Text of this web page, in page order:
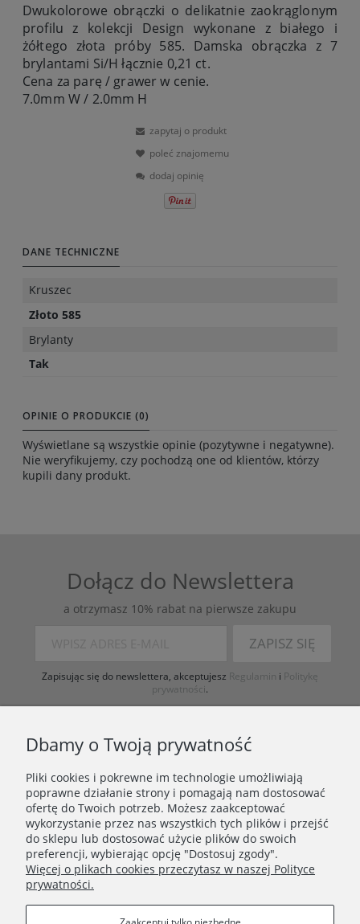
Dwukolorowe obrączki o delikatnie zaokrąglonym
profilu z kolekcji Design wykonane z białego i
żółtego złota próby 585. Damska obrączka z 7
brylantami Si/H łącznie 0,21 ct.
Cena za parę / grawer w cenie.
7.0mm W / 2.0mm H
zapytaj o produkt
poleć znajomemu
dodaj opinię
DANE TECHNICZNE
Kruszec
Złoto 585
Brylanty
Tak
OPINIE O PRODUKCIE (0)
Wyświetlane są wszystkie opinie (pozytywne i negatywne).
Nie weryfikujemy, czy pochodzą one od klientów, którzy
kupili dany produkt.
Dołącz do Newslettera
a otrzymasz 10% rabat na pierwsze zakupu
ZAPISZ SIĘ
Zapisując się do newslettera, akceptujesz Regulamin i Politykę
prywatności.
ZAKUPY
PORADNIK
INFORMACJE
Dbamy o Twoją prywatność
Pliki cookies i pokrewne im technologie umożliwiają
poprawne działanie strony i pomagają nam dostosować
ofertę do Twoich potrzeb. Możesz zaakceptować
wykorzystanie przez nas wszystkich tych plików i przejść
do sklepu lub dostosować użycie plików do swoich
preferencji, wybierając opcję "Dostosuj zgody".
Więcej o plikach cookies przeczytasz w naszej Polityce
prywatności.